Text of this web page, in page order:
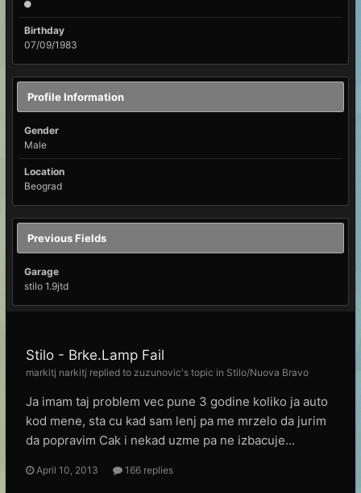
Birthday
07/09/1983
Profile Information
Gender
Male
Location
Beograd
Previous Fields
Garage
stilo 1.9jtd
Stilo - Brke.Lamp Fail
markitj narkitj replied to zuzunovic's topic in Stilo/Nuova Bravo
Ja imam taj problem vec pune 3 godine koliko ja auto
kod mene, sta cu kad sam lenj pa me mrzelo da jurim
da popravim Cak i nekad uzme pa ne izbacuje...
April 10, 2013 166 replies